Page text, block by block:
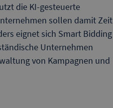
die KI-gesteuerte
sollen damit Zeit
eignet sich Smart Bidding
Unternehmen
von Kampagnen und